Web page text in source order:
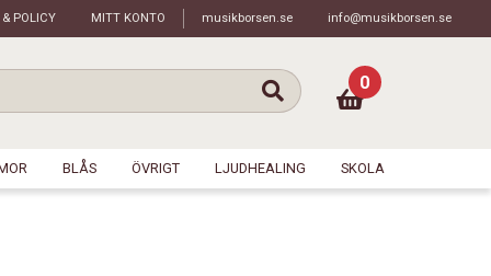
& POLICY MITT KONTO musikborsen.se info@musikborsen.se
0
BLÅS ÖVRIGT LJUDHEALING SKOLA